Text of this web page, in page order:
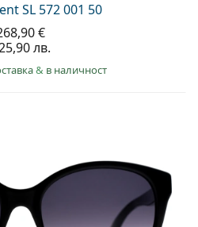
SL 572 001 50
€
лв.
& в наличност